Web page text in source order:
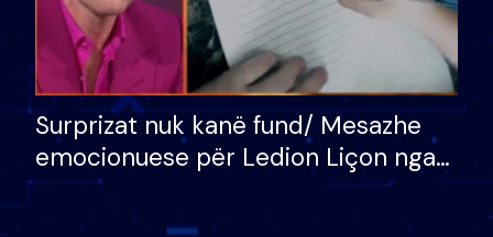
Surprizat nuk kanë fund/ Mesazhe
emocionuese për Ledion Liçon nga
nëna dhe fëmijët e tij, moderatori
nuk i mban dot lotët: Nuk meritoj…